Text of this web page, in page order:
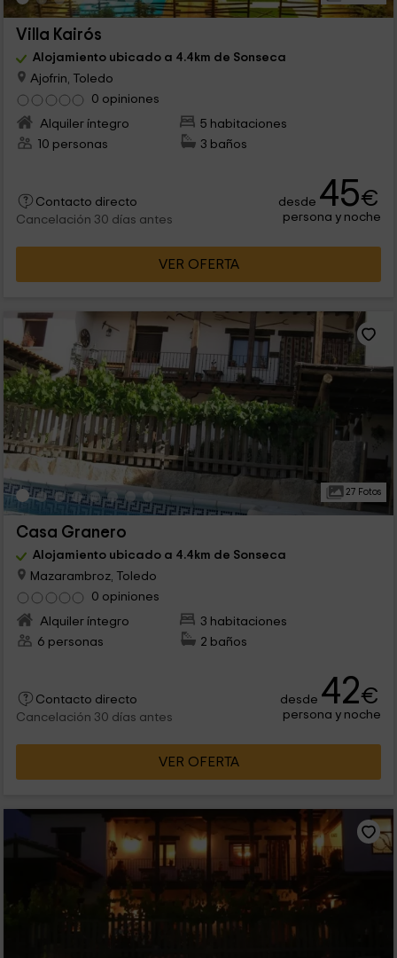
Villa Kairós
Alojamiento ubicado a 4.4km de Sonseca
Ajofrin, Toledo
0 opiniones
Alquiler íntegro
5 habitaciones
10 personas
3 baños
Contacto directo
Cancelación 30 días antes
desde 45€
persona y noche
VER OFERTA
27 Fotos
Casa Granero
Alojamiento ubicado a 4.4km de Sonseca
Mazarambroz, Toledo
0 opiniones
Alquiler íntegro
3 habitaciones
6 personas
2 baños
Contacto directo
Cancelación 30 días antes
desde 42€
persona y noche
VER OFERTA